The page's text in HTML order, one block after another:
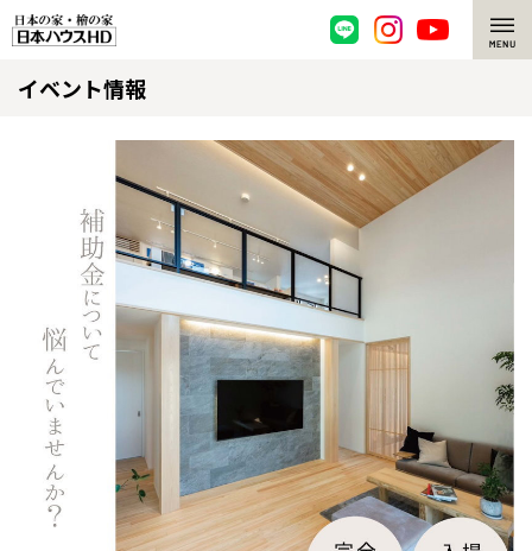
脱炭素・檜の家
環境にやさしい、脱炭素社会の住宅
檜・木造住宅
耐震構造
高耐久住宅
高断熱・高気密の家
エネルギー自給自足
ZEH特集
檜の魅力
檜の魅力 トップ
檜と日本人
1000年を超えて生きる檜
知られざる檜の効果・作用
檜の住まいデザイン
注文住宅
注文住宅 トップ
グレートステージ
クレステージ
施工事例
施工事例
リフォーム
リフォーム トップ
リフォームメニュー
資産活用
資産活用 トップ
買取サービス
イベント情報